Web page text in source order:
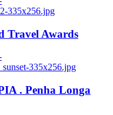
335x256.jpg
Travel Awards
335x256.jpg
. Penha Longa